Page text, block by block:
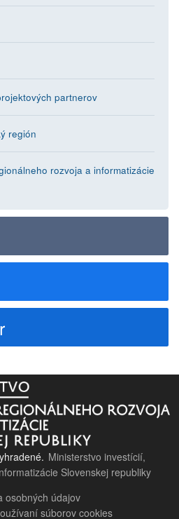
partnerov
región
rozvoja a informatizácie
Ministerstvo investícií,
Slovenskej republiky
osobných údajov
súborov cookies